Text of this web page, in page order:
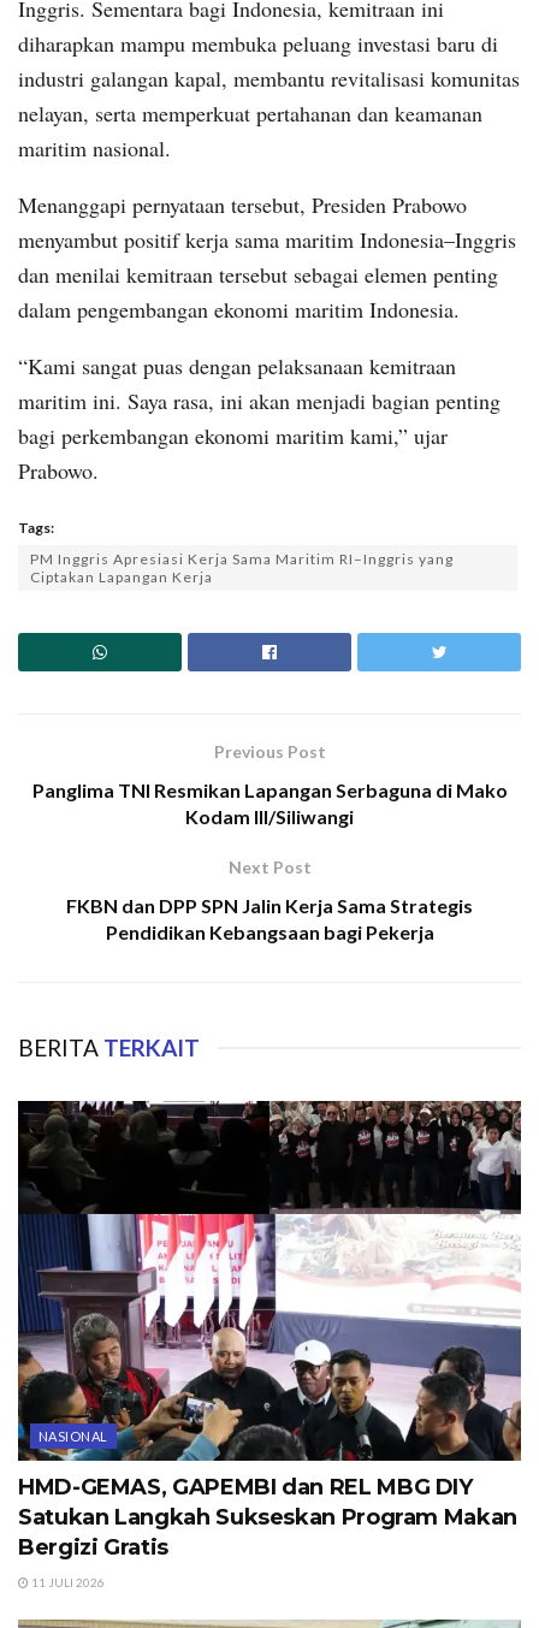
Inggris. Sementara bagi Indonesia, kemitraan ini
diharapkan mampu membuka peluang investasi baru di
industri galangan kapal, membantu revitalisasi komunitas
nelayan, serta memperkuat pertahanan dan keamanan
maritim nasional.
Menanggapi pernyataan tersebut, Presiden Prabowo
menyambut positif kerja sama maritim Indonesia–Inggris
dan menilai kemitraan tersebut sebagai elemen penting
dalam pengembangan ekonomi maritim Indonesia.
“Kami sangat puas dengan pelaksanaan kemitraan
maritim ini. Saya rasa, ini akan menjadi bagian penting
bagi perkembangan ekonomi maritim kami,” ujar
Prabowo.
Tags:
PM Inggris Apresiasi Kerja Sama Maritim RI–Inggris yang
Ciptakan Lapangan Kerja
Previous Post
Panglima TNI Resmikan Lapangan Serbaguna di Mako
Kodam III/Siliwangi
Next Post
FKBN dan DPP SPN Jalin Kerja Sama Strategis
Pendidikan Kebangsaan bagi Pekerja
BERITA TERKAIT
NASIONAL
HMD-GEMAS, GAPEMBI dan REL MBG DIY
Satukan Langkah Sukseskan Program Makan
Bergizi Gratis
11 JULI 2026